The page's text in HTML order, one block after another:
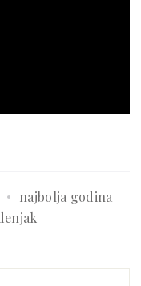
najbolja godina